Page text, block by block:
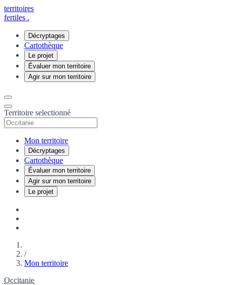
territoires
fertiles .
Décryptages
Cartothèque
Le projet
Évaluer mon territoire
Agir sur mon territoire
Territoire selectionné
Mon territoire
Décryptages
Cartothèque
Évaluer mon territoire
Agir sur mon territoire
Le projet
/
Mon territoire
Occitanie